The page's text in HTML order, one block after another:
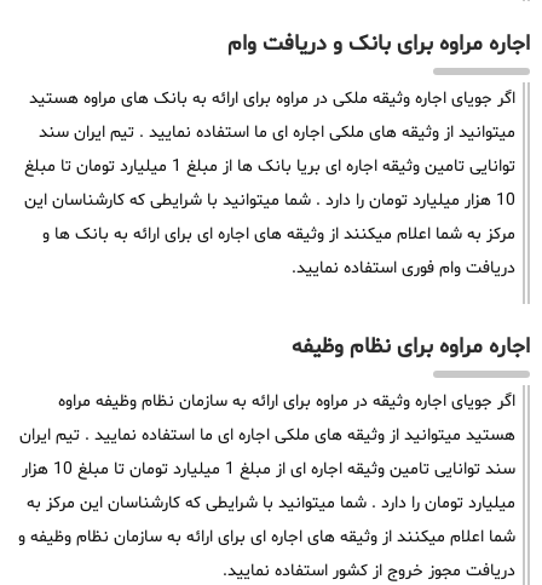
اجاره مراوه برای بانک و دریافت وام
اگر جویای اجاره وثیقه ملکی در مراوه برای ارائه به بانک های مراوه هستید
میتوانید از وثیقه های ملکی اجاره ای ما استفاده نمایید . تیم ایران سند
توانایی تامین وثیقه اجاره ای بریا بانک ها از مبلغ 1 میلیارد تومان تا مبلغ
10 هزار میلیارد تومان را دارد . شما میتوانید با شرایطی که کارشناسان این
مرکز به شما اعلام میکنند از وثیقه های اجاره ای برای ارائه به بانک ها و
دریافت وام فوری استفاده نمایید.
اجاره مراوه برای نظام وظیفه
اگر جویای اجاره وثیقه در مراوه برای ارائه به سازمان نظام وظیفه مراوه
هستید میتوانید از وثیقه های ملکی اجاره ای ما استفاده نمایید . تیم ایران
سند توانایی تامین وثیقه اجاره ای از مبلغ 1 میلیارد تومان تا مبلغ 10 هزار
میلیارد تومان را دارد . شما میتوانید با شرایطی که کارشناسان این مرکز به
شما اعلام میکنند از وثیقه های اجاره ای برای ارائه به سازمان نظام وظیفه و
دریافت مجوز خروج از کشور استفاده نمایید.